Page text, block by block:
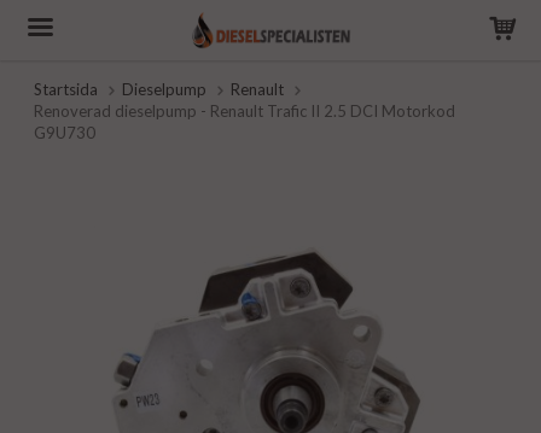
Startsida Dieselpump
Renault
Renoverad dieselpump - Renault Trafic II 2.5 DCI Motorkod
G9U730